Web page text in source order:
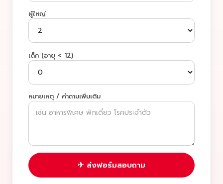
ผู้ใหญ่
เด็ก (อายุ < 12)
หมายเหตุ / คำถามเพิ่มเติม
✈ ส่งฟอร์มสอบถาม